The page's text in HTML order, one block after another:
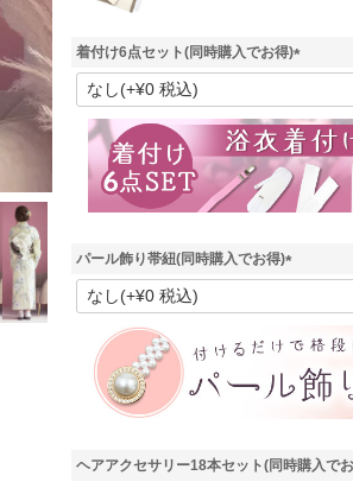
着付け6点セット(同時購入でお得)
(
須
)
パール飾り帯紐(同時購入でお得)
(
ヘアアクセサリー18本セット(同時購入で